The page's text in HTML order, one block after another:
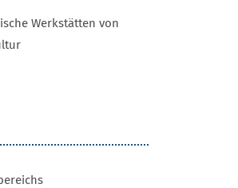
Werkstätten von